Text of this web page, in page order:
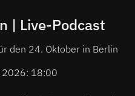
| Live-Podcast
den 24. Oktober in Berlin
2026: 18:00